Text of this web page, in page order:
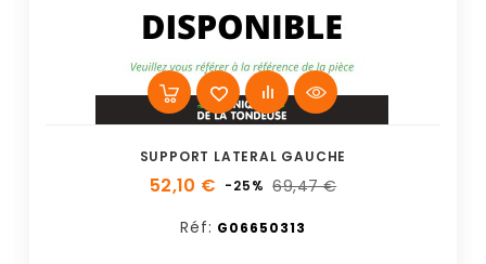
SUPPORT LATERAL GAUCHE
52,10 € -25% 69,47 €
Réf: G06650313